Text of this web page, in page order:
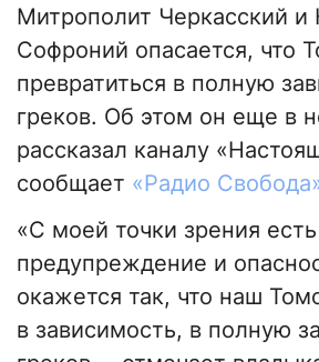
Митрополит Черкасский и
Софроний опасается, что
превратиться в полную
греков. Об этом он еще в
рассказал каналу
сообщает «Радио
«С моей точки зрения
предупреждение и
окажется так, что наш
в зависимость, в полную